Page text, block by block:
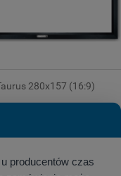
280x157 (16:9)
zł)
producentów czas